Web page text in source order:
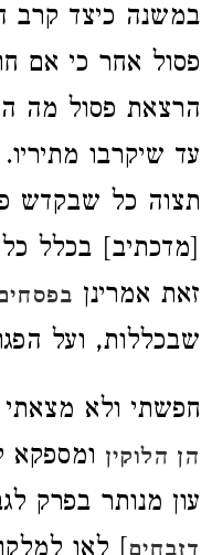
במשנה כיצד קרב
פסול אחר כי אם
הרצאת פסול מה
עד שיקרבו
תצוה כל שבקדש
[מדכתיב] בכלל
זאת אמרינן
שבכללות, ועל
חפשתי ולא מצאתי
הן הלוקין ומספקא
עון מנותר בפרק